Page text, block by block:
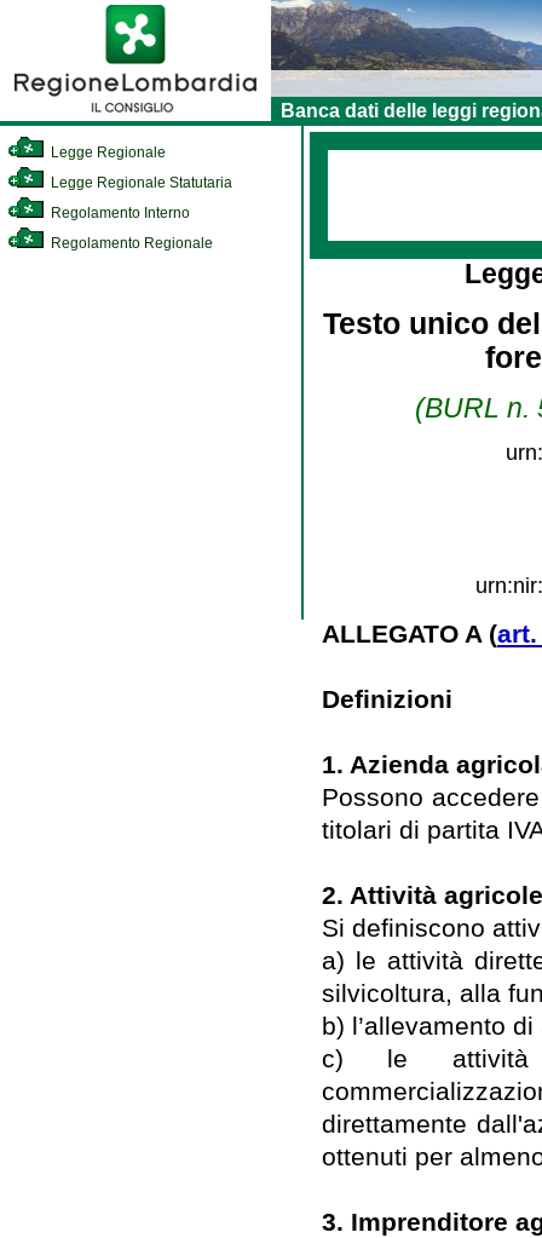
Banca dati delle leggi
Legge Regionale
Legge Regionale Statutaria
Regolamento Interno
Regolamento Regionale
Testo unico
(BURL n.
ALLEGATO A (art.
Definizioni
1. Azienda
Possono
titolari di partita
2. Attività agricole
Si definiscono
a) le attività
silvicoltura, alla
b) l’allevamento
c) le attività
direttamente
ottenuti per
3. Imprenditore